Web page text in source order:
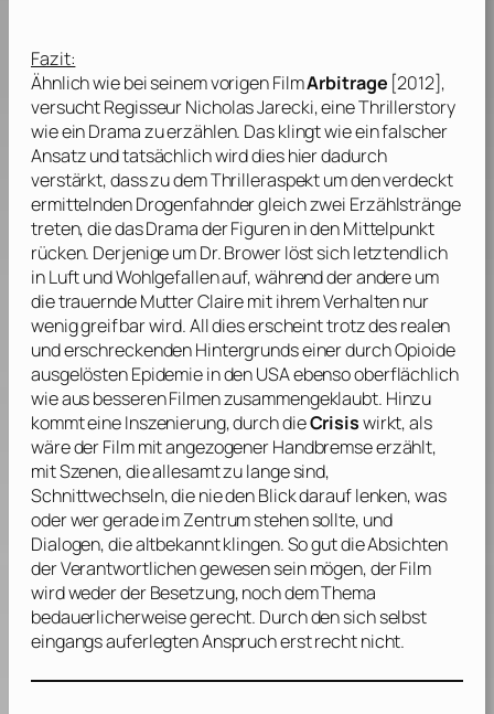
Fazit:
Ähnlich wie bei seinem vorigen FilmArbitrage [2012],
versucht RegisseurNicholas Jarecki, eine Thrillerstory
wie ein Drama zu erzählen. Das klingt wie ein falscher
Ansatz und tatsächlich wird dies hier dadurch
verstärkt, dass zu dem Thrilleraspekt um den verdeckt
ermittelnden Drogenfahnder gleich zwei Erzählstränge
treten, die das Drama der Figuren in den Mittelpunkt
rücken. Derjenige um Dr. Brower löst sich letztendlich
in Luft und Wohlgefallen auf, während der andere um
die trauernde Mutter Claire mit ihrem Verhalten nur
wenig greifbar wird. All dies erscheint trotz des realen
und erschreckenden Hintergrunds einer durch Opioide
ausgelösten Epidemie in den USA ebenso oberflächlich
wie aus besseren Filmen zusammengeklaubt. Hinzu
kommt eine Inszenierung, durch dieCrisiswirkt, als
wäre der Film mit angezogener Handbremse erzählt,
mit Szenen, die allesamt zu lange sind,
Schnittwechseln, die nie den Blick darauf lenken, was
oder wer gerade im Zentrum stehen sollte, und
Dialogen, die altbekannt klingen. So gut die Absichten
der Verantwortlichen gewesen sein mögen, der Film
wird weder der Besetzung, noch dem Thema
bedauerlicherweise gerecht. Durch den sich selbst
eingangs auferlegten Anspruch erst recht nicht.